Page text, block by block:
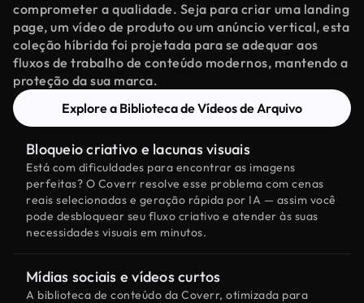
comprometer a qualidade. Seja para criar uma landing
page, um vídeo de produto ou um anúncio vertical, esta
coleção híbrida foi projetada para se adequar aos
fluxos de trabalho de conteúdo modernos, mantendo a
proteção da sua marca.
Explore a Biblioteca de Vídeos de Arquivo
Bloqueio criativo e lacunas visuais
Está com dificuldades para encontrar as imagens
perfeitas? O Coverr resolve esse problema com cenas
reais selecionadas e geração rápida por IA — assim você
pode desbloquear seu fluxo criativo e atender às suas
necessidades visuais em minutos.
Mídias sociais e vídeos curtos
A biblioteca de conteúdo da Coverr, otimizada para